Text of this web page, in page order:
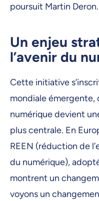
poursuit Martin Deron.
Un enjeu
l’avenir du
Cette initiative
mondiale émergente,
numérique devient
plus centrale. En
REEN (réduction de
du numérique),
montrent un
voyons un